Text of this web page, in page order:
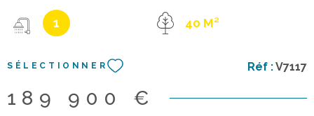
salon 25.50m². Rez-de-jardin : 1 chambre d’enfant ou
bureau 7.80m², 1 chambre parentale 10.12m² avec salle
clos 40m² avec de terrasse récente 2026. Confort et
équipements : Ballon d’eau chaude électrique 2024
panneaux solaires installés en 2024 cheminée +
radiateurs éléctriques Huisseries en PVC double vitrage
1 40 M²
SÉLECTIONNER Réf :V7117
189 900 €